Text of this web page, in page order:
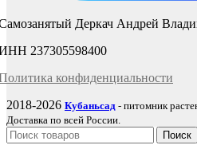
Деркач Андрей
237305598400
конфиденциальности
2018-2026 Кубаньсад - питомник
Доставка по всей России.
Поиск